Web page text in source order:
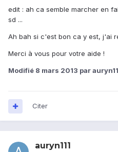
edit : ah ca semble marcher en
sd ...
Ah bah si c'est bon ca y est, j'ai
Merci à vous pour votre aide !
Modifié 8 mars 2013 par
Citer
auryn111